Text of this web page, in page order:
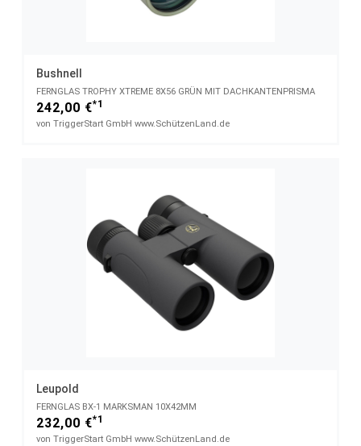
Bushnell
FERNGLAS TROPHY XTREME 8X56 GRÜN MIT DACHKANTENPRISMA
242,00 €*1
von TriggerStart GmbH www.SchützenLand.de
Leupold
FERNGLAS BX-1 MARKSMAN 10X42MM
232,00 €*1
von TriggerStart GmbH www.SchützenLand.de